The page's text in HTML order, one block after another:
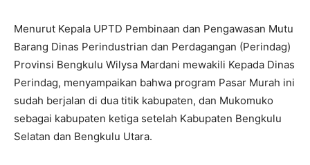
Menurut Kepala UPTD Pembinaan dan Pengawasan Mutu
Barang Dinas Perindustrian dan Perdagangan (Perindag)
Provinsi Bengkulu Wilysa Mardani mewakili Kepada Dinas
Perindag, menyampaikan bahwa program Pasar Murah ini
sudah berjalan di dua titik kabupaten, dan Mukomuko
sebagai kabupaten ketiga setelah Kabupaten Bengkulu
Selatan dan Bengkulu Utara.